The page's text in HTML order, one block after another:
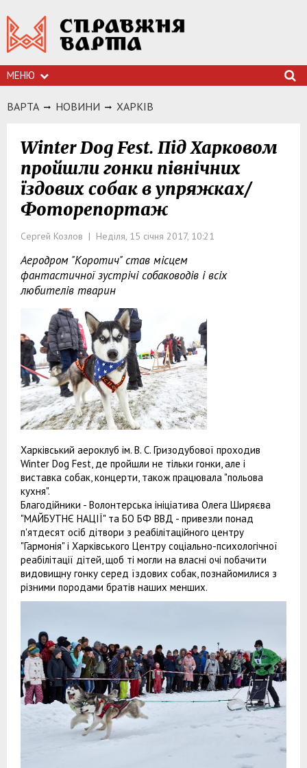
МЕНЮ
ВАРТА НОВИНИ ХАРКIВ
Winter Dog Fest. Під Харковом
пройшли гонки північних
їздових собак в упряжках/
Фоторепортаж
Сергей Козлов | Неділя, 15 січня 2017, 10:21
Аеродром "Коротич" став місцем
фантастичної зустрічі собаководів і всіх
любителів тварин
Харківський аероклуб ім. В. С. Гризодубової проходив
Winter Dog Fest, де пройшли не тільки гонки, але і
виставка собак, концерти, також працювала "польова
кухня".
Благодійники - Волонтерська ініціатива Олега Ширяєва
"МАЙБУТНЄ НАЦІЇ" та БО БФ ВВД - привезли понад
п'ятдесят осіб дітвори з реабілітаційного центру
"Гармонія" і Харківського Центру соціально-психологічної
реабілітації дітей, щоб ті могли на власні очі побачити
видовищну гонку серед їздових собак, познайомилися з
різними породами братів наших менших.